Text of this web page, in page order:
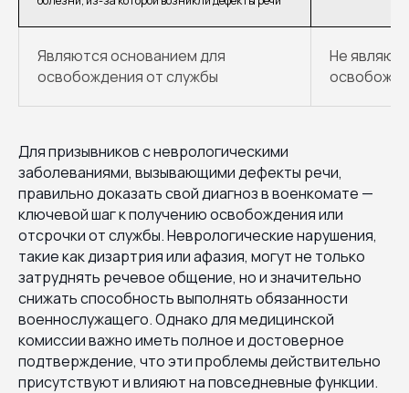
Являются основанием для
освобождения от службы
Не
Для призывников с неврологическими
заболеваниями, вызывающими дефекты речи,
правильно доказать свой диагноз в военкомате —
ключевой шаг к получению освобождения или
отсрочки от службы. Неврологические нарушения,
такие как дизартрия или афазия, могут не только
затруднять речевое общение, но и значительно
снижать способность выполнять обязанности
военнослужащего. Однако для медицинской
комиссии важно иметь полное и достоверное
подтверждение, что эти проблемы действительно
присутствуют и влияют на повседневные функции.